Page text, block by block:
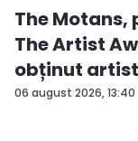
06 august 2026, 13:40
The
The Artist
obținut